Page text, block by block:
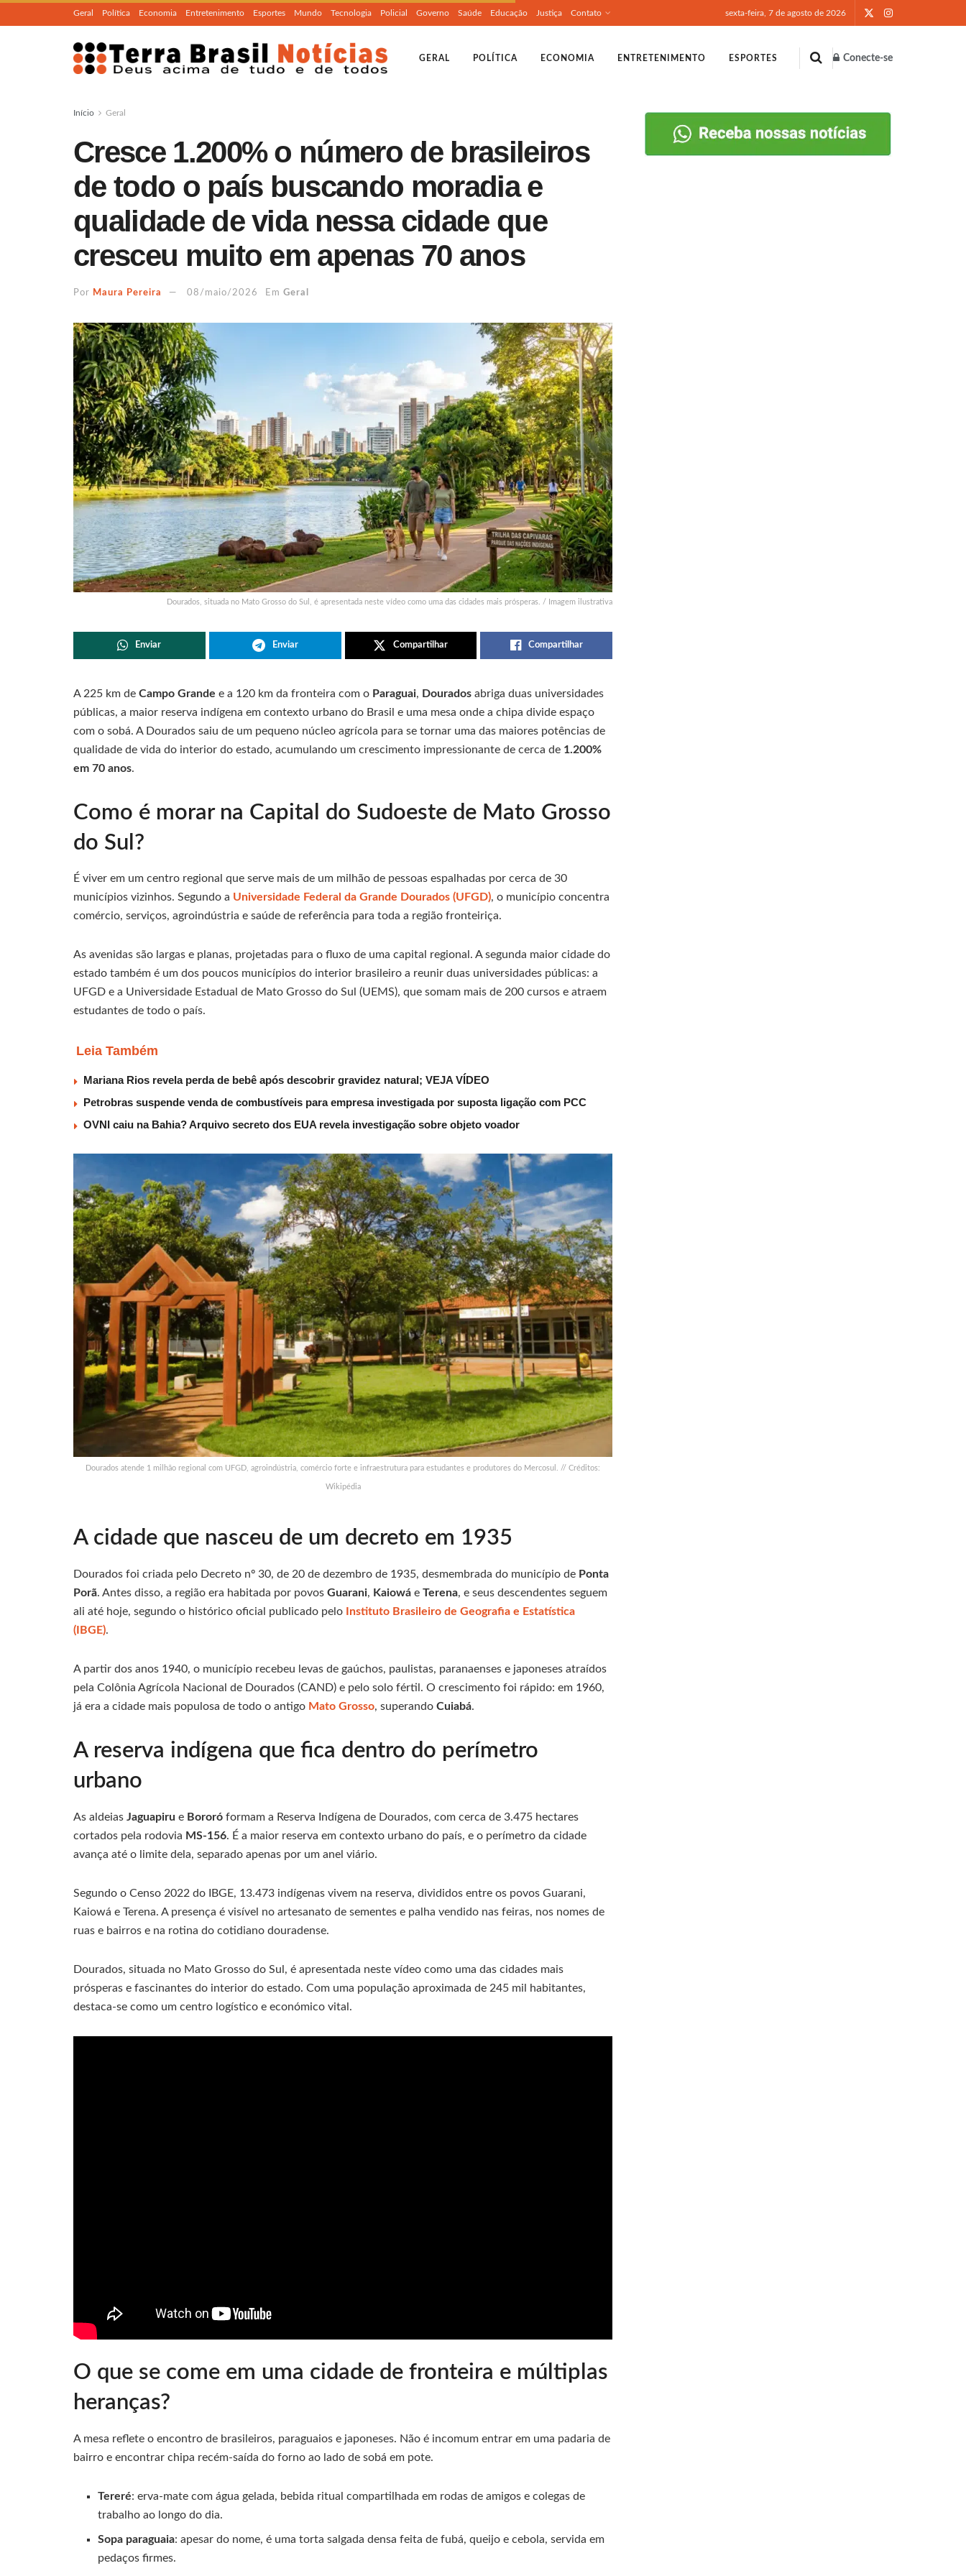
Geral Política Economia Entretenimento Esportes Mundo Tecnologia Policial Governo Saúde Educação Justiça Contato sexta-feira, 7 de agosto de 2026
GERAL POLÍTICA ECONOMIA ENTRETENIMENTO ESPORTES Conecte-se
Início Geral
Cresce 1.200% o número de brasileiros
de todo o país buscando moradia e
qualidade de vida nessa cidade que
cresceu muito em apenas 70 anos
Por Maura Pereira 08/maio/2026 Em Geral
Dourados, situada no Mato Grosso do Sul, é apresentada neste vídeo como uma das cidades mais prósperas. / Imagem ilustrativa
Enviar Enviar Compartilhar Compartilhar
A 225 km de Campo Grande e a 120 km da fronteira com o Paraguai, Dourados abriga duas universidades
públicas, a maior reserva indígena em contexto urbano do Brasil e uma mesa onde a chipa divide espaço
com o sobá. A Dourados saiu de um pequeno núcleo agrícola para se tornar uma das maiores potências de
qualidade de vida do interior do estado, acumulando um crescimento impressionante de cerca de 1.200%
em 70 anos.
Como é morar na Capital do Sudoeste de Mato Grosso
do Sul?
É viver em um centro regional que serve mais de um milhão de pessoas espalhadas por cerca de 30
municípios vizinhos. Segundo a Universidade Federal da Grande Dourados (UFGD), o município concentra
comércio, serviços, agroindústria e saúde de referência para toda a região fronteiriça.
As avenidas são largas e planas, projetadas para o fluxo de uma capital regional. A segunda maior cidade do
estado também é um dos poucos municípios do interior brasileiro a reunir duas universidades públicas: a
UFGD e a Universidade Estadual de Mato Grosso do Sul (UEMS), que somam mais de 200 cursos e atraem
estudantes de todo o país.
Leia Também
Mariana Rios revela perda de bebê após descobrir gravidez natural; VEJA VÍDEO
Petrobras suspende venda de combustíveis para empresa investigada por suposta ligação com PCC
OVNI caiu na Bahia? Arquivo secreto dos EUA revela investigação sobre objeto voador
Dourados atende 1 milhão regional com UFGD, agroindústria, comércio forte e infraestrutura para estudantes e produtores do Mercosul. // Créditos:
Wikipédia
A cidade que nasceu de um decreto em 1935
Dourados foi criada pelo Decreto nº 30, de 20 de dezembro de 1935, desmembrada do município de Ponta
Porã. Antes disso, a região era habitada por povos Guarani, Kaiowá e Terena, e seus descendentes seguem
ali até hoje, segundo o histórico oficial publicado pelo
Instituto Brasileiro de Geografia e Estatística
(IBGE).
A partir dos anos 1940, o município recebeu levas de gaúchos, paulistas, paranaenses e japoneses atraídos
pela Colônia Agrícola Nacional de Dourados (CAND) e pelo solo fértil. O crescimento foi rápido: em 1960,
já era a cidade mais populosa de todo o antigo Mato Grosso, superando Cuiabá.
A reserva indígena que fica dentro do perímetro
urbano
As aldeias Jaguapiru e Bororó formam a Reserva Indígena de Dourados, com cerca de 3.475 hectares
cortados pela rodovia MS-156. É a maior reserva em contexto urbano do país, e o perímetro da cidade
avança até o limite dela, separado apenas por um anel viário.
Segundo o Censo 2022 do IBGE, 13.473 indígenas vivem na reserva, divididos entre os povos Guarani,
Kaiowá e Terena. A presença é visível no artesanato de sementes e palha vendido nas feiras, nos nomes de
ruas e bairros e na rotina do cotidiano douradense.
Dourados, situada no Mato Grosso do Sul, é apresentada neste vídeo como uma das cidades mais
prósperas e fascinantes do interior do estado. Com uma população aproximada de 245 mil habitantes,
destaca-se como um centro logístico e económico vital.
O que se come em uma cidade de fronteira e múltiplas
heranças?
A mesa reflete o encontro de brasileiros, paraguaios e japoneses. Não é incomum entrar em uma padaria de
bairro e encontrar chipa recém-saída do forno ao lado de sobá em pote.
Tereré: erva-mate com água gelada, bebida ritual compartilhada em rodas de amigos e colegas de
trabalho ao longo do dia.
Sopa paraguaia: apesar do nome, é uma torta salgada densa feita de fubá, queijo e cebola, servida em
pedaços firmes.